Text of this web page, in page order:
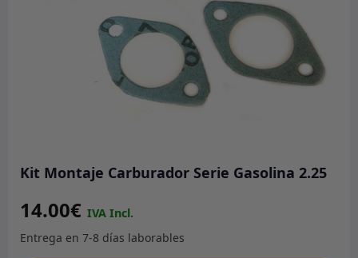
Kit Montaje Carburador Serie Gasolina 2.25
14.00€